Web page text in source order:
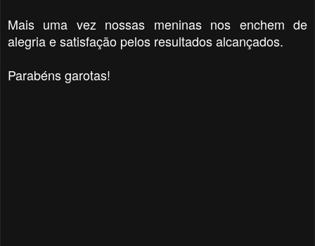
Mais uma vez nossas meninas nos enchem de
alegria e satisfação pelos resultados alcançados.
Parabéns garotas!